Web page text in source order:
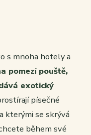
s mnoha hotely a
pomezí pouště,
exotický
písečné
kterými se skrývá
během své